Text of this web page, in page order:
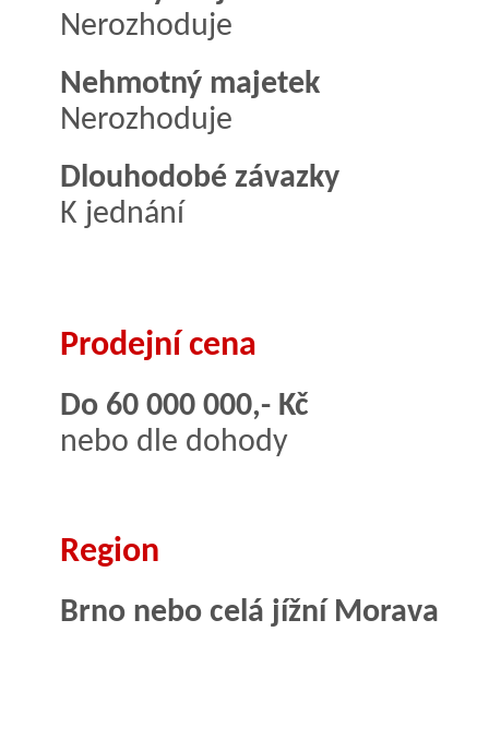
Nerozhoduje
Nehmotný majetek
Nerozhoduje
Dlouhodobé závazky
K jednání
Prodejní cena
Do 60 000 000,- Kč
nebo dle dohody
Region
Brno nebo celá jížní Morava